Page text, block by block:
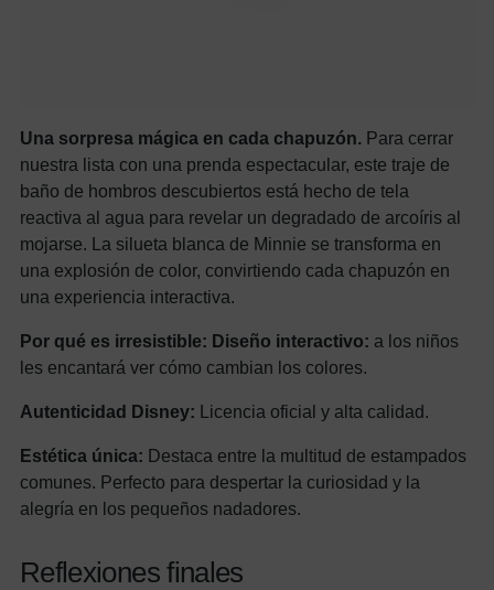
Una sorpresa mágica en cada chapuzón. Para cerrar
nuestra lista con una prenda espectacular, este traje de
baño de hombros descubiertos está hecho de tela
reactiva al agua para revelar un degradado de arcoíris al
mojarse. La silueta blanca de Minnie se transforma en
una explosión de color, convirtiendo cada chapuzón en
una experiencia interactiva.
Por qué es irresistible: Diseño interactivo: a los niños
les encantará ver cómo cambian los colores.
Autenticidad Disney: Licencia oficial y alta calidad.
Estética única: Destaca entre la multitud de estampados
comunes. Perfecto para despertar la curiosidad y la
alegría en los pequeños nadadores.
Reflexiones finales